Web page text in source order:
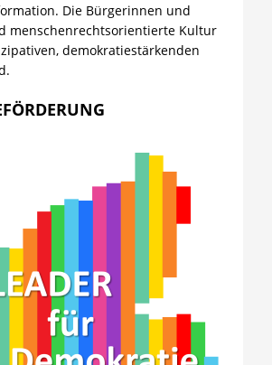
Die Bürgerinnen und
menschenrechtsorientierte Kultur
demokratiestärkenden